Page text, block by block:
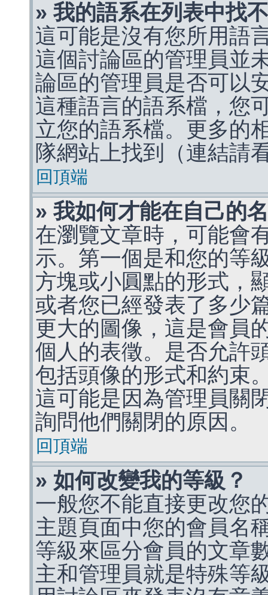
» 我的語系在列表中找
這可能是沒有您所用語
這個討論區的管理員並
論區的管理員是否可以
這種語言的語系檔，您
立您的語系檔。更多的
隊網站上找到（連結請
回頂端
» 我如何才能在自己的
在瀏覽文章時，可能會
示。第一個是和您的等
方塊或小圓點的形式，
或者您已經發表了多少
更大的圖像，這是會員
個人的表徵。是否允許
包括頭像的形式和約束
這可能是因為管理員關
詢問他們關閉的原因。
回頂端
» 如何改變我的等級？
一般您不能直接更改您
主題頁面中您的會員名
等級來區分會員的文章
主和管理員就是特殊等